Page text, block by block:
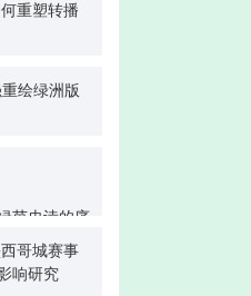
重塑转播
绘绿洲版
茵史诗的序
哥城赛事
响研究